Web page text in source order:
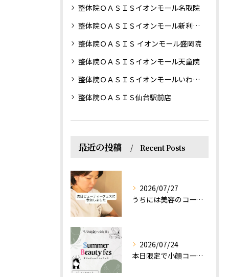
整体院ＯＡＳＩＳイオンモール名取院
整体院ＯＡＳＩＳイオンモール新利府南館院
整体院ＯＡＳＩＳ イオンモール盛岡院
整体院ＯＡＳＩＳイオンモール天童院
整体院ＯＡＳＩＳイオンモールいわき小名浜院
整体院ＯＡＳＩＳ仙台駅前店
最近の投稿 Recent Posts
2026/07/27
うちには美容のコースもあるって伝えなきゃ！えっほっえxty
2026/07/24
本日限定で小顔コース体験(ワンコイン)実施します！